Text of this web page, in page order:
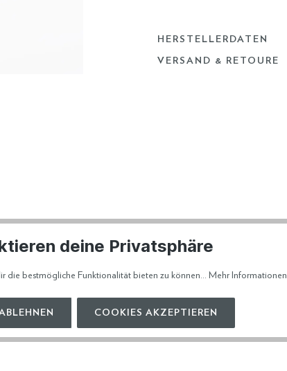
HERSTELLERDATEN
VERSAND & RETOURE
deine Privatsphäre
die bestmögliche Funktionalität bieten zu können... Mehr Informationen
COOKIES AKZEPTIEREN